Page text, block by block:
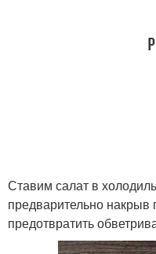
Ставим салат в
предварительно
предотвратить